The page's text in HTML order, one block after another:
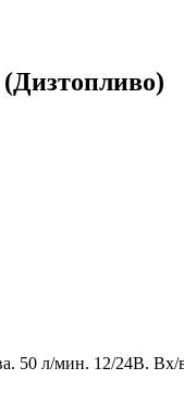
50 л/мин. 12/24В.